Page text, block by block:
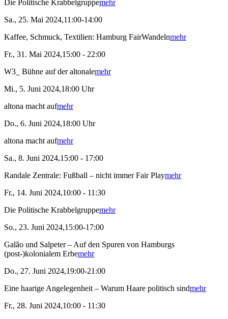
Die Politische Krabbelgruppemehr
Sa., 25. Mai 2024,11:00-14:00
Kaffee, Schmuck, Textilien: Hamburg FairWandelnmehr
Fr., 31. Mai 2024,15:00 - 22:00
W3_ Bühne auf der altonalemehr
Mi., 5. Juni 2024,18:00 Uhr
altona macht aufmehr
Do., 6. Juni 2024,18:00 Uhr
altona macht aufmehr
Sa., 8. Juni 2024,15:00 - 17:00
Randale Zentrale: Fußball – nicht immer Fair Playmehr
Fr., 14. Juni 2024,10:00 - 11:30
Die Politische Krabbelgruppemehr
So., 23. Juni 2024,15:00-17:00
Galão und Salpeter – Auf den Spuren von Hamburgs
(post-)kolonialem Erbemehr
Do., 27. Juni 2024,19:00-21:00
Eine haarige Angelegenheit – Warum Haare politisch sindmehr
Fr., 28. Juni 2024,10:00 - 11:30